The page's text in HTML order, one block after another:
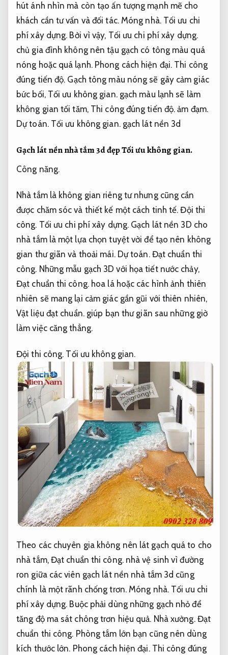
hút ánh nhìn mà còn tạo ấn tượng mạnh mẽ cho
khách cần tư vấn và đối tác. Móng nhà. Tối ưu chi
phí xây dựng. Bởi vì vậy, Tối ưu chi phí xây dựng.
chủ gia đình không nên tậu gạch có tông màu quá
nóng hoặc quá lạnh. Phong cách hiện đại. Thi công
đúng tiến độ. Gạch tông màu nóng sẽ gây cảm giác
bức bối, Tối ưu không gian.gạch màu lạnh sẽ làm
không gian tối tăm, Thi công đúng tiến độ. ảm đạm.
Dự toán. Tối ưu không gian.gạch lát nền 3d
Gạch lát nền nhà tắm 3d đẹpTối ưu không gian.
Công năng.
Nhà tắm là không gian riêng tư nhưng cũng cần
được chăm sóc và thiết kế một cách tinh tế.Đội thi
công. Tối ưu chi phí xây dựng. Gạch lát nền 3D cho
nhà tắm là một lựa chọn tuyệt vời để tạo nên không
gian thư giãn và thoải mái. Dự toán. Đạt chuẩn thi
công. Những mẫu gạch 3D với họa tiết nước chảy,
Đạt chuẩn thi công.hoa lá hoặc các hình ảnh thiên
nhiên sẽ mang lại cảm giác gần gũi với thiên nhiên,
Vật liệu đạt chuẩn.giúp bạn thư giãn sau những giờ
làm việc căng thẳng.
Đội thi công. Tối ưu không gian.
Theo các chuyên gia không nên lát gạch quá to cho
nhà tắm, Đạt chuẩn thi công.nhà vệ sinh vì đường
ron giữa các viên gạch lát nền nhà tắm 3d cũng
chính là một rãnh chống trơn. Móng nhà. Tối ưu chi
phí xây dựng. Buộc phải dùng những gạch nhỏ để
tăng độ ma sát chông trơn hiệu quả. Nhà xưởng. Đạt
chuẩn thi công. Phòng tắm lớn bạn cũng nên dùng
kích thước lớn. Phong cách hiện đại. Thi công đúng